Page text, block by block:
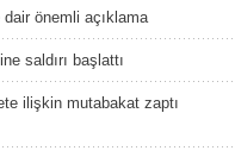
önemli açıklama
saldırı başlattı
ilişkin mutabakat zaptı